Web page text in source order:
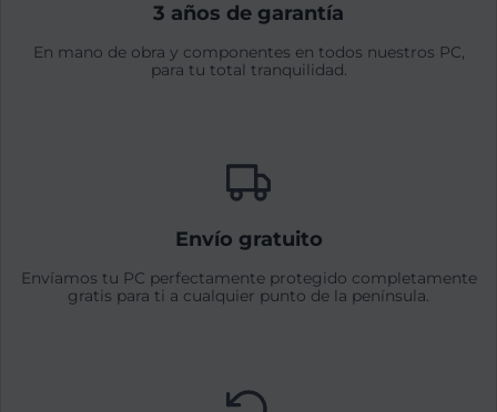
3 años de garantía
En mano de obra y componentes en todos nuestros PC,
para tu total tranquilidad.
Envío gratuito
Envíamos tu PC perfectamente protegido completamente
gratis para ti a cualquier punto de la península.